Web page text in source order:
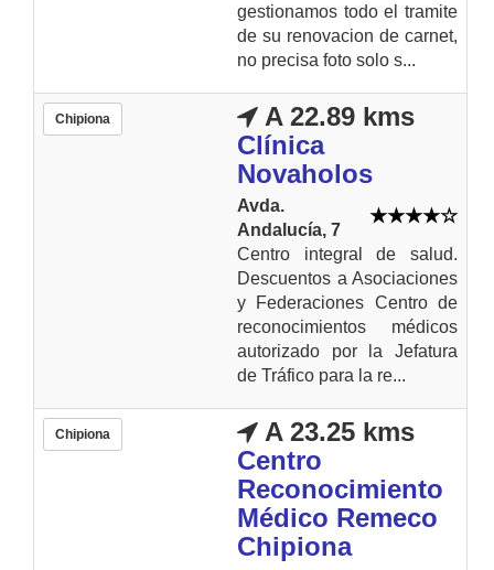
gestionamos todo el tramite
de su renovacion de carnet,
no precisa foto solo s...
Chipiona
A 22.89 kms
Clínica
Novaholos
Avda.
Andalucía, 7
Centro integral de salud.
Descuentos a Asociaciones
y Federaciones Centro de
reconocimientos médicos
autorizado por la Jefatura
de Tráfico para la re...
Chipiona
A 23.25 kms
Centro
Reconocimiento
Médico Remeco
Chipiona